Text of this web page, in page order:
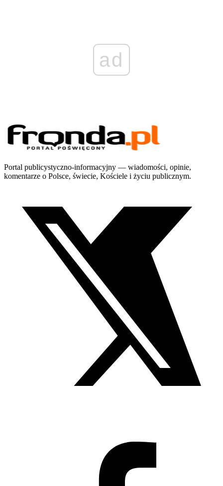
ad
Portal publicystyczno-informacyjny — wiadomości, opinie,
komentarze o Polsce, świecie, Kościele i życiu publicznym.